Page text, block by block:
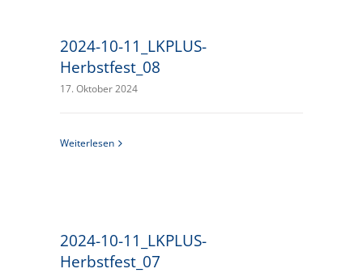
2024-10-11_LKPLUS-
Herbstfest_08
17. Oktober 2024
Weiterlesen
2024-10-11_LKPLUS-
Herbstfest_07